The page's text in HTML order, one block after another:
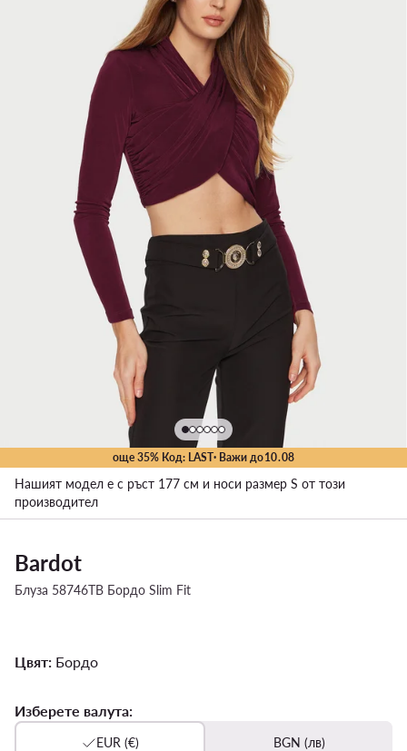
още 35% Код: LAST· Важи до10.08
Нашият модел е с ръст 177 см и носи размер S от този
производител
Bardot
Блуза 58746TB Бордо Slim Fit
Цвят: Бордо
Изберете валута:
EUR (€) BGN (лв)